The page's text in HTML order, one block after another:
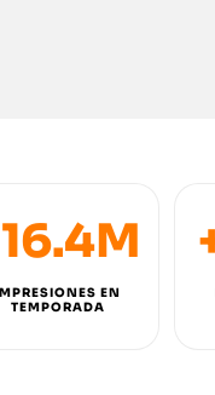
EN
TEMPORADA